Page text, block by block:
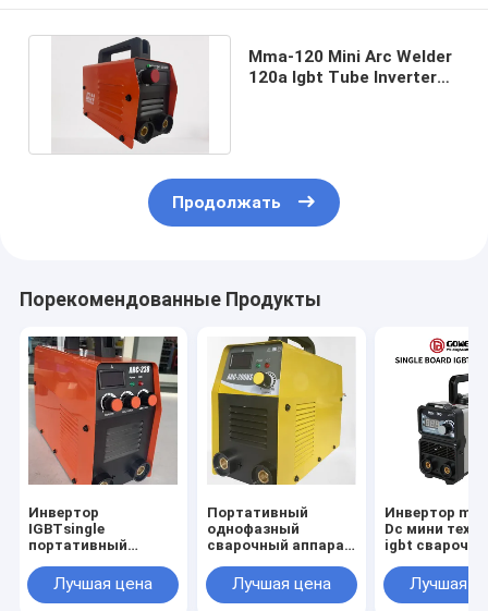
Mma-120 Mini Arc Welder
120a Igbt Tube Inverter
Продолжать
Порекомендованные Продукты
Инвертор
IGBTsingle
портативный
сварочный аппарат
MMA/дуговой
Лучшая цена
Портативный
однофазный
сварочный аппарат
Inverter Welder
Лучшая цена
Инвертор
Dc мини
igbt
сварки
портативный
Лучшая